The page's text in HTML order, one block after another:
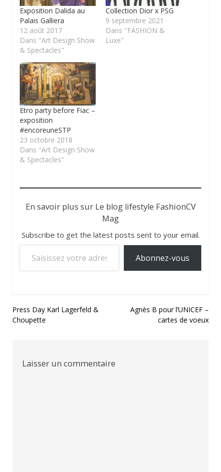
Exposition Dalida au
Palais Galliera
12 août 2017
Dans "Art Design Show
& Spectacles"
Collection Dior x PSG
9 septembre 2021
Dans "FASHION &
Luxe"
Etro party before Fiac –
exposition
#encoreuneSTP
23 octobre 2018
Dans "Art Design Show
& Spectacles"
En savoir plus sur Le blog lifestyle FashionCV
Mag
Subscribe to get the latest posts sent to your email.
Abonnez-vous
Navigation
de
Press Day Karl Lagerfeld &
Choupette
Agnès B pour l’UNICEF –
cartes de voeux
Laisser un commentaire